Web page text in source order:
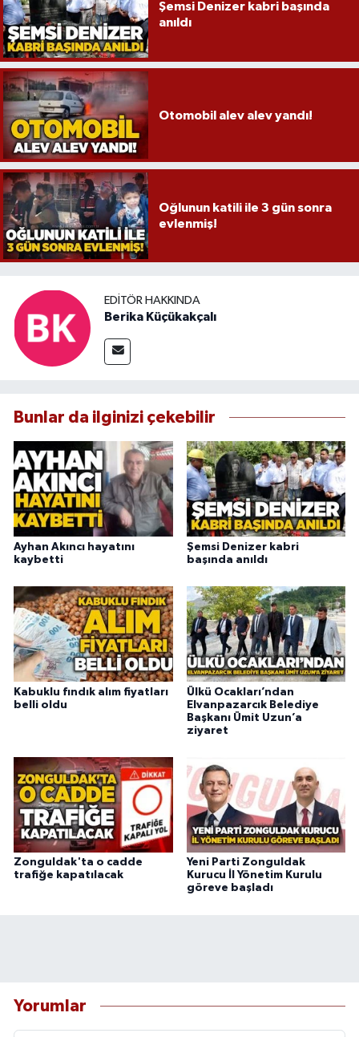
Şemsi Denizer kabri başında
anıldı
Otomobil alev alev yandı!
Oğlunun katili ile 3 gün sonra
evlenmiş!
EDITÖR HAKKINDA
Berika Küçükakçalı
Bunlar da ilginizi çekebilir
Ayhan Akıncı hayatını
kaybetti
Şemsi Denizer kabri
başında anıldı
Kabuklu fındık alım fiyatları
belli oldu
Ülkü Ocakları’ndan
Elvanpazarcık Belediye
Başkanı Ümit Uzun’a
ziyaret
Zonguldak'ta o cadde
trafiğe kapatılacak
Yeni Parti Zonguldak
Kurucu İl Yönetim Kurulu
göreve başladı
Yorumlar